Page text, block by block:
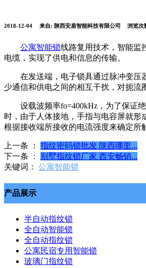
2018-12-04 来自: 陕西安盾智能科技有限公司 浏览次
公寓智能锁线路复用技术，智能监
电缆，实现了供电和信息的传输。
在发送端，电子锁具通过脉冲变压器
少通信和供电之间的相互干扰，对扼流
设载波频率fo=400kHz，为了保证绝
时，由于人体接地，手指与电容屏就
根据接收端所接收的电流强度来确定所
上一条 ：
指纹密码锁批发 陕西哪里...
下一条 ：
别墅指纹锁厂家 西安畅销...
关键词： 公寓智能锁
产品展示
半自动指纹锁
全自动智能锁
全自动指纹锁
公寓民宿专用智能锁
玻璃门指纹锁